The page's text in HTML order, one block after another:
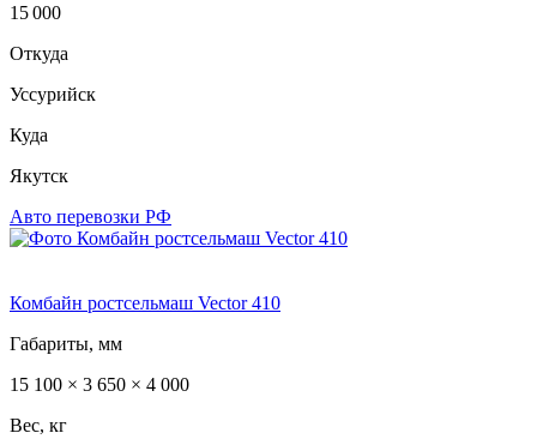
15 000
Откуда
Уссурийск
Куда
Якутск
Авто перевозки РФ
Комбайн ростсельмаш Vector 410
Габариты, мм
15 100 × 3 650 × 4 000
Вес, кг